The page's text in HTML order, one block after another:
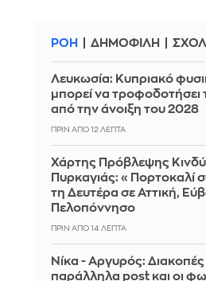
ΡΟΗ ΔΗΜΟΦΙΛΗ
Λευκωσία: Κυπριακό
μπορεί να
από την άνοιξη του 2028
ΠΡΙΝ ΑΠΌ 12 ΛΕΠΤΆ
Χάρτης Πρόβλεψης
Πυρκαγιάς: «Πορτοκαλί
τη Δευτέρα σε Αττική,
Πελοπόννησο
ΠΡΙΝ ΑΠΌ 14 ΛΕΠΤΆ
Νίκα - Αργυρός:
παράλληλα post και οι